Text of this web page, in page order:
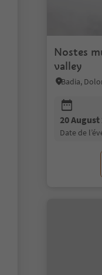
Nostes
valley
Badia,
20 August
date de